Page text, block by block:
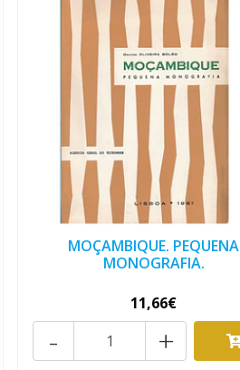
MOÇAMBIQUE. PEQUENA
MONOGRAFIA.
11,66€
+
-